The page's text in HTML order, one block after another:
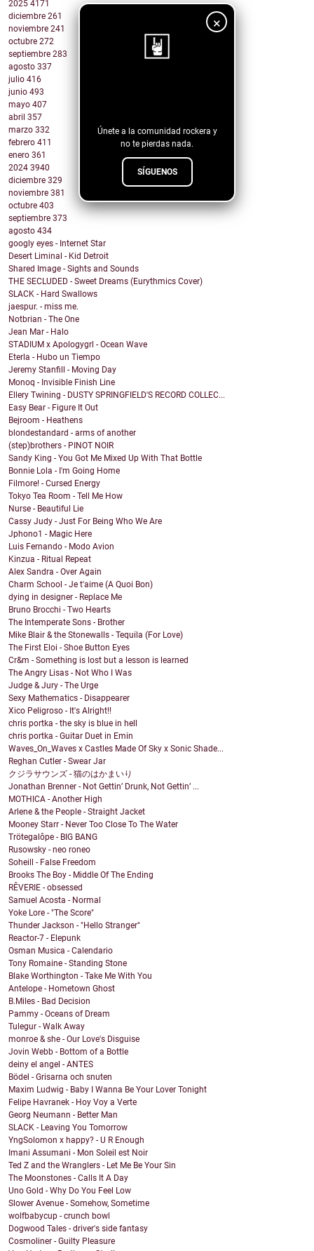
×
Únete a la comunidad rockera y
no te pierdas nada.
SÍGUENOS
2025 4171
diciembre 261
noviembre 241
octubre 272
septiembre 283
agosto 337
julio 416
junio 493
mayo 407
abril 357
marzo 332
febrero 411
enero 361
2024 3940
diciembre 329
noviembre 381
octubre 403
septiembre 373
agosto 434
googly eyes - Internet Star
Desert Liminal - Kid Detroit
Shared Image - Sights and Sounds
THE SECLUDED - Sweet Dreams (Eurythmics Cover)
SLACK - Hard Swallows
jaespur. - miss me.
Notbrian - The One
Jean Mar - Halo
STADIUM x Apologygrl - Ocean Wave
Eterla - Hubo un Tiempo
Jeremy Stanfill - Moving Day
Monoq - Invisible Finish Line
Ellery Twining - DUSTY SPRINGFIELD'S RECORD COLLEC...
Easy Bear - Figure It Out
Bejroom - Heathens
blondestandard - arms of another
(step)brothers - PINOT NOIR
Sandy King - You Got Me Mixed Up With That Bottle
Bonnie Lola - I'm Going Home
Filmore! - Cursed Energy
Tokyo Tea Room - Tell Me How
Nurse - Beautiful Lie
Cassy Judy - Just For Being Who We Are
Jphono1 - Magic Here
Luis Fernando - Modo Avion
Kinzua - Ritual Repeat
Alex Sandra - Over Again
Charm School - Je t'aime (A Quoi Bon)
dying in designer - Replace Me
Bruno Brocchi - Two Hearts
The Intemperate Sons - Brother
Mike Blair & the Stonewalls - Tequila (For Love)
The First Eloi - Shoe Button Eyes
Cr&m - Something is lost but a lesson is learned
The Angry Lisas - Not Who I Was
Judge & Jury - The Urge
Sexy Mathematics - Disappearer
Xico Peligroso - It's Alright!!
chris portka - the sky is blue in hell
chris portka - Guitar Duet in Emin
Waves_On_Waves x Castles Made Of Sky x Sonic Shade...
Reghan Cutler - Swear Jar
クジラサウンズ - 猫のはかまいり
Jonathan Brenner - Not Gettin’ Drunk, Not Gettin’ ...
MOTHICA - Another High
Arlene & the People - Straight Jacket
Mooney Starr - Never Too Close To The Water
Trötegalôpe - BIG BANG
Rusowsky - neo roneo
Soheill - False Freedom
Brooks The Boy - Middle Of The Ending
RÊVERIE - obsessed
Samuel Acosta - Normal
Yoke Lore - "The Score"
Thunder Jackson - "Hello Stranger"
Reactor-7 - Elepunk
Osman Musica - Calendario
Tony Romaine - Standing Stone
Blake Worthington - Take Me With You
Antelope - Hometown Ghost
B.Miles - Bad Decision
Pammy - Oceans of Dream
Tulegur - Walk Away
monroe & she - Our Love's Disguise
Jovin Webb - Bottom of a Bottle
deiny el angel - ANTES
Bödel - Grisarna och snuten
Maxim Ludwig - Baby I Wanna Be Your Lover Tonight
Felipe Havranek - Hoy Voy a Verte
Georg Neumann - Better Man
SLACK - Leaving You Tomorrow
YngSolomon x happy? - U R Enough
Imani Assumani - Mon Soleil est Noir
Ted Z and the Wranglers - Let Me Be Your Sin
The Moonstones - Calls It A Day
Uno Gold - Why Do You Feel Low
Slower Avenue - Somehow, Sometime
wolfbabycup - crunch bowl
Dogwood Tales - driver's side fantasy
Cosmoliner - Guilty Pleasure